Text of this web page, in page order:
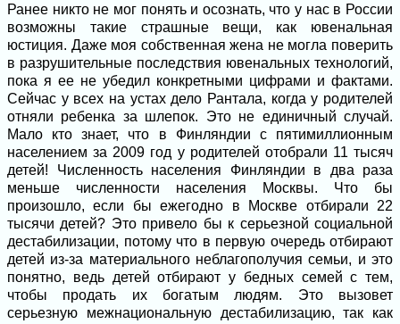
Ранее никто не мог понять и осознать, что у нас в России
возможны такие страшные вещи, как ювенальная
юстиция. Даже моя собственная жена не могла поверить
в разрушительные последствия ювенальных технологий,
пока я ее не убедил конкретными цифрами и фактами.
Сейчас у всех на устах дело Рантала, когда у родителей
отняли ребенка за шлепок. Это не единичный случай.
Мало кто знает, что в Финляндии с пятимиллионным
населением за 2009 год у родителей отобрали 11 тысяч
детей! Численность населения Финляндии в два раза
меньше численности населения Москвы. Что бы
произошло, если бы ежегодно в Москве отбирали 22
тысячи детей? Это привело бы к серьезной социальной
дестабилизации, потому что в первую очередь отбирают
детей из-за материального неблагополучия семьи, и это
понятно, ведь детей отбирают у бедных семей с тем,
чтобы продать их богатым людям. Это вызовет
серьезную межнациональную дестабилизацию, так как